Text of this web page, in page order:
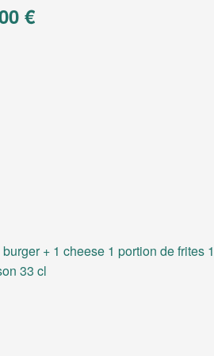
€
+ 1 cheese 1 portion de frites 1
33 cl